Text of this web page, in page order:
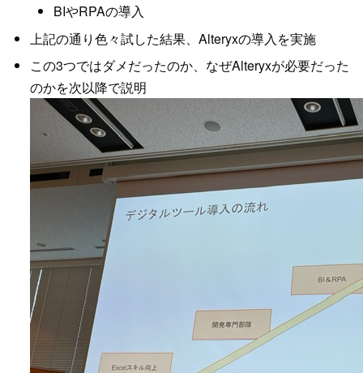
BIやRPAの導入
上記の通り色々試した結果、Alteryxの導入を実施
この3つではダメだったのか、なぜAlteryxが必要だった
のかを次以降で説明